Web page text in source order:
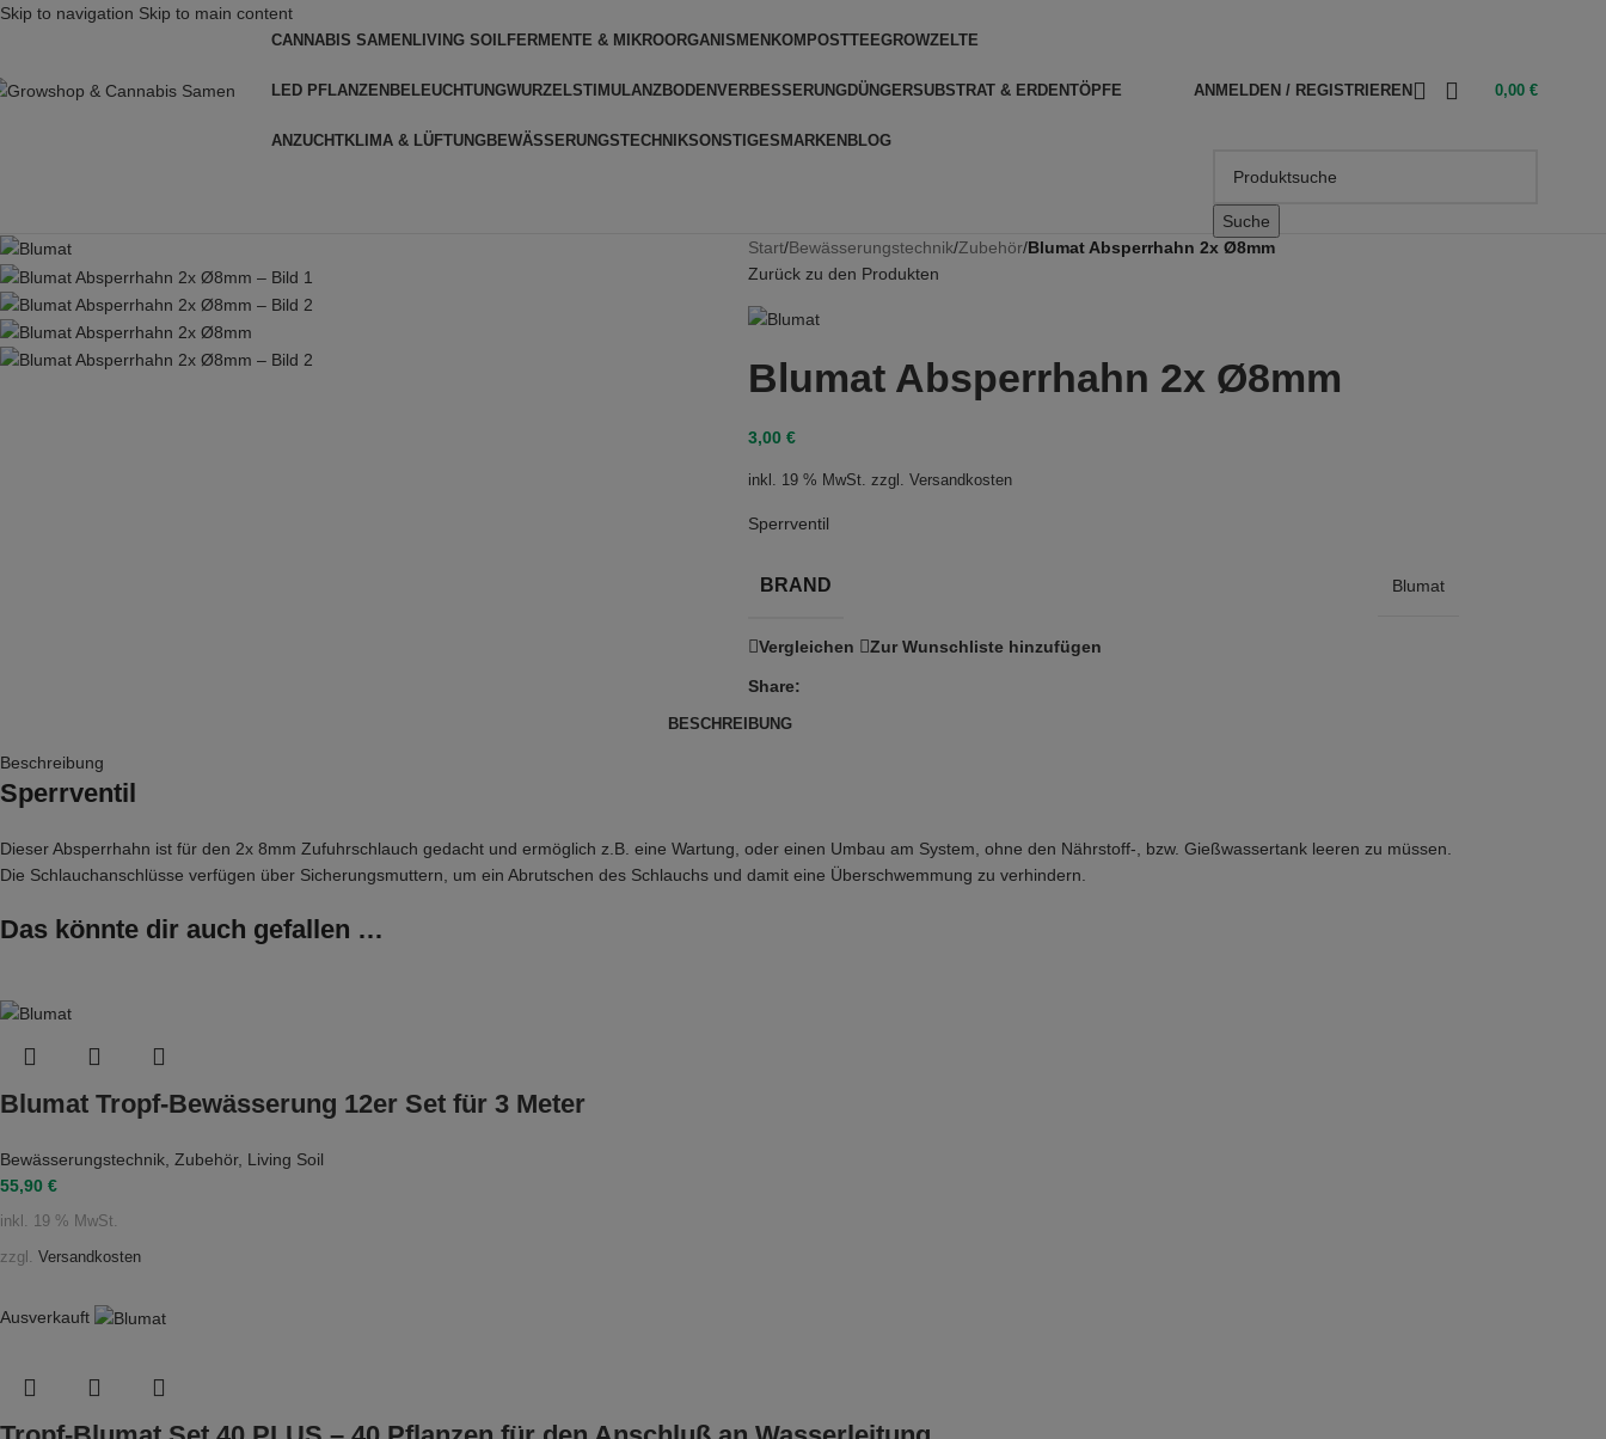
Skip to navigation Skip to main content
CANNABIS SAMENLIVING SOILFERMENTE & MIKROORGANISMENKOMPOSTTEEGROWZELTE
LED PFLANZENBELEUCHTUNGWURZELSTIMULANZBODENVERBESSERUNGDÜNGERSUBSTRAT & ERDENTÖPFE
ANZUCHTKLIMA & LÜFTUNGBEWÄSSERUNGSTECHNIKSONSTIGESMARKENBLOG
ANMELDEN / REGISTRIEREN 0,00 €
Suche
Start/Bewässerungstechnik/Zubehör/Blumat Absperrhahn 2x Ø8mm
Zurück zu den Produkten
Blumat Absperrhahn 2x Ø8mm
3,00 €
inkl. 19 % MwSt. zzgl. Versandkosten
Sperrventil
BRAND Blumat
Vergleichen Zur Wunschliste hinzufügen
Share:
BESCHREIBUNG
Beschreibung
Sperrventil
Dieser Absperrhahn ist für den 2x 8mm Zufuhrschlauch gedacht und ermöglich z.B. eine Wartung, oder einen Umbau am System, ohne den Nährstoff-, bzw. Gießwassertank leeren zu müssen.
Die Schlauchanschlüsse verfügen über Sicherungsmuttern, um ein Abrutschen des Schlauchs und damit eine Überschwemmung zu verhindern.
Das könnte dir auch gefallen …
Blumat Tropf-Bewässerung 12er Set für 3 Meter
Bewässerungstechnik Zubehör, Living Soil
55,90 €
inkl. 19 % MwSt.
zzgl. Versandkosten
Ausverkauft